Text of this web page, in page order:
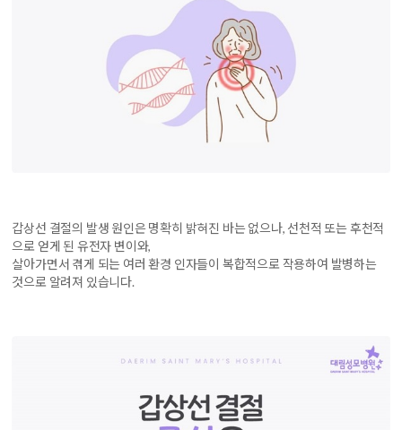
갑상선 결절의 발생 원인은 명확히 밝혀진 바는 없으나, 선천적 또는 후천적
으로 얻게 된 유전자 변이와,
살아가면서 겪게 되는 여러 환경 인자들이 복합적으로 작용하여 발병하는
것으로 알려져 있습니다.